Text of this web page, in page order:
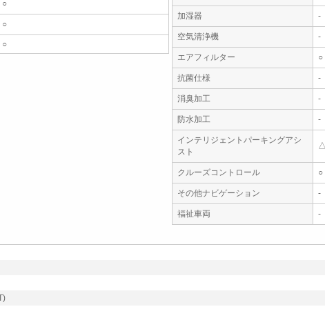
○
○
○
加湿器 -
空気清浄機 -
エアフィルター ○
抗菌仕様 -
消臭加工 -
防水加工 -
インテリジェントパーキングアシ
スト
クルーズコントロール ○
その他ナビゲーション -
福祉車両
-